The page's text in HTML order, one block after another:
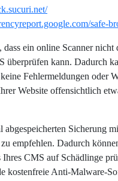
safe-
ein online Scanner nicht
überprüfen kann. Dadurch
Fehlermeldungen oder
Website offensichtlich
abgespeicherten Sicherung
empfehlen. Dadurch
Ihres CMS auf Schädlinge
kostenfreie Anti-Malware-